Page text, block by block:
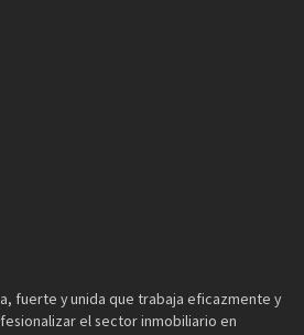
fuerte y unida que trabaja eficazmente y
el sector inmobiliario en